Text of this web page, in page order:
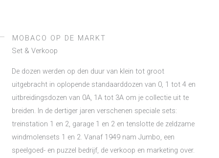
MOBACO OP DE MARKT
Set & Verkoop
De dozen werden op den duur van klein tot groot
uitgebracht in oplopende standaarddozen van 0, 1 tot 4 en
uitbreidingsdozen van 0A, 1A tot 3A om je collectie uit te
breiden. In de dertiger jaren verschenen speciale sets:
treinstation 1 en 2, garage 1 en 2 en tenslotte de zeldzame
windmolensets 1 en 2. Vanaf 1949 nam Jumbo, een
speelgoed- en puzzel bedrijf, de verkoop en marketing over.